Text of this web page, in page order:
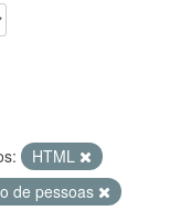
HTML
de pessoas